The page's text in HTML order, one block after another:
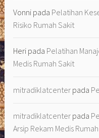
Vonni pada Pelatihan
Risiko Rumah Sakit
Heri pada Pelatihan
Medis Rumah Sakit
mitradiklatcenter pada
mitradiklatcenter pada
Arsip Rekam Medis